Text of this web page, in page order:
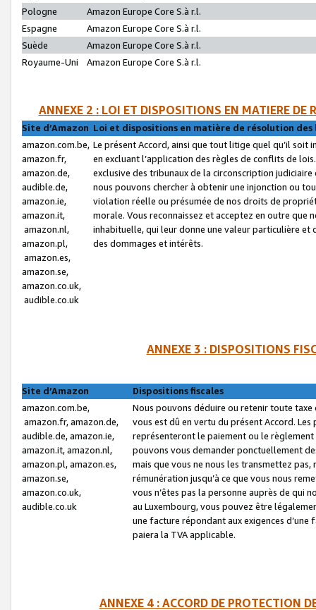
Pologne
Amazon Europe Core S.à r.l.
Espagne
Amazon Europe Core S.à r.l.
Suède
Amazon Europe Core S.à r.l.
Royaume-Uni
Amazon Europe Core S.à r.l.
ANNEXE 2 : LOI ET DISPOSITIONS EN MATIERE DE
Site d’Amazon Loi et dispositions en matière de résolution
amazon.com.be,
amazon.fr,
amazon.de,
audible.de,
amazon.ie,
amazon.it,
amazon.nl,
amazon.pl,
amazon.es,
amazon.se,
amazon.co.uk,
audible.co.uk
Le présent Accord, ainsi que tout litige quel qu’il soit
en excluant l’application des règles de conflits de
exclusive des tribunaux de la circonscription
nous pouvons chercher à obtenir une injonction ou
violation réelle ou présumée de nos droits de
morale. Vous reconnaissez et acceptez en outre que
inhabituelle, qui leur donne une valeur particulière
des dommages et intérêts.
ANNEXE 3 : DISPOSITIONS
Site d’Amazon
Dispositions fiscales
amazon.com.be,
amazon.fr, amazon.de,
audible.de, amazon.ie,
amazon.it, amazon.nl,
amazon.pl, amazon.es,
amazon.se,
amazon.co.uk,
audible.co.uk
Nous pouvons déduire ou retenir toute
vous est dû en vertu du présent Accord.
représenteront le paiement ou le
pouvons vous demander ponctuellement
mais que vous ne nous les transmettez
rémunération jusqu’à ce que vous nous
vous n’êtes pas la personne auprès de qui
au Luxembourg, vous pouvez être
une facture répondant aux exigences
paiera la TVA applicable.
ANNEXE 4 : ACCORD DE PROTECTION